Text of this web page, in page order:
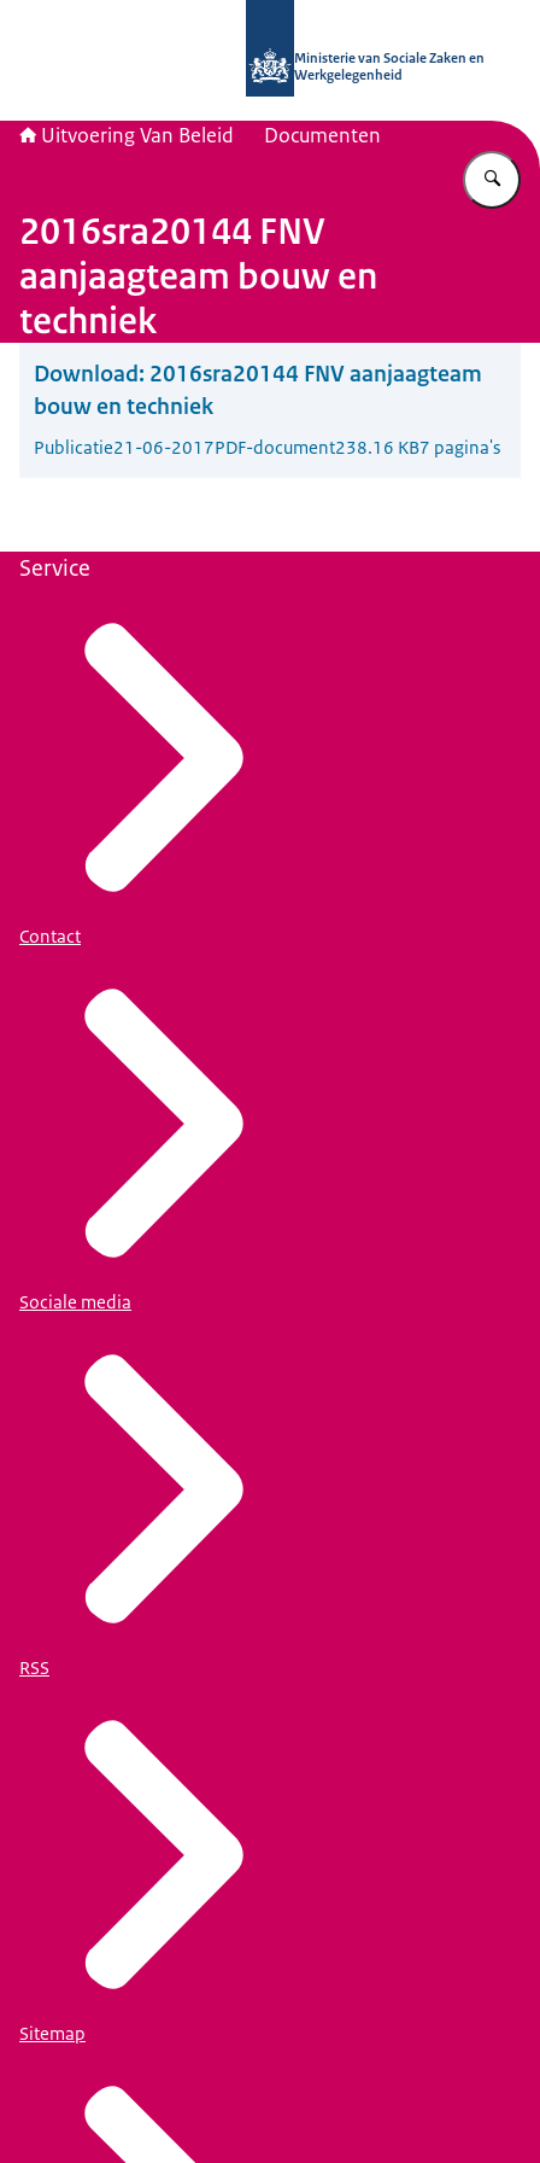
Ministerie van Sociale Zaken en
Werkgelegenheid
Uitvoering Van Beleid Documenten
2016sra20144 FNV
aanjaagteam bouw en
techniek
Download: 2016sra20144 FNV aanjaagteam
bouw en techniek
Publicatie21-06-2017PDF-document238.16 KB7 pagina's
Service
Contact
Sociale media
RSS
Sitemap